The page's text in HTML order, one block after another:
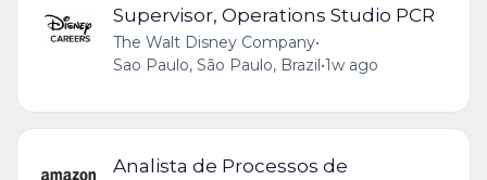
Supervisor, Operations Studio PCR
The Walt Disney Company•
Sao Paulo, São Paulo, Brazil•1w ago
Analista de Processos de